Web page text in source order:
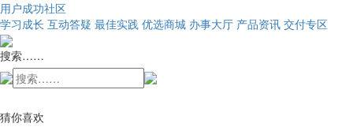
用户成功社区
学习成长 互动答疑 最佳实践 优选商城 办事大厅 产品资讯 交付专区
搜索……
猜你喜欢